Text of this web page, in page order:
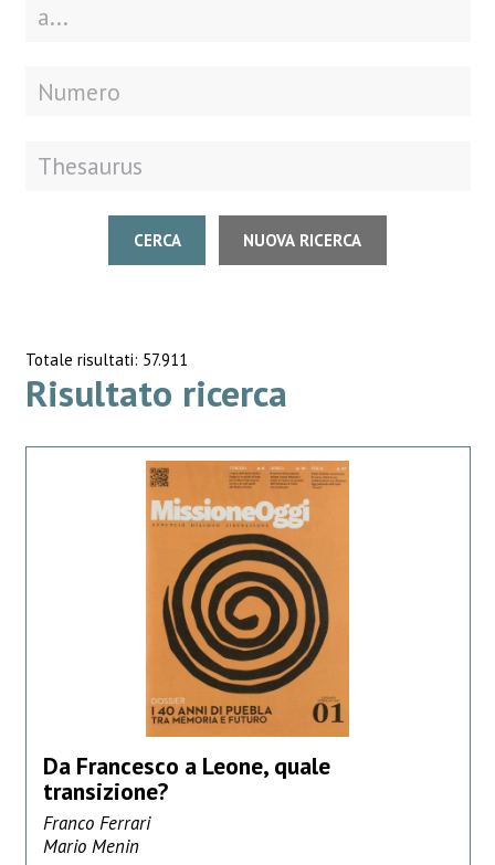
CERCA NUOVA RICERCA
Totale risultati: 57.911
Risultato ricerca
Da Francesco a Leone, quale
transizione?
Franco Ferrari
Mario Menin